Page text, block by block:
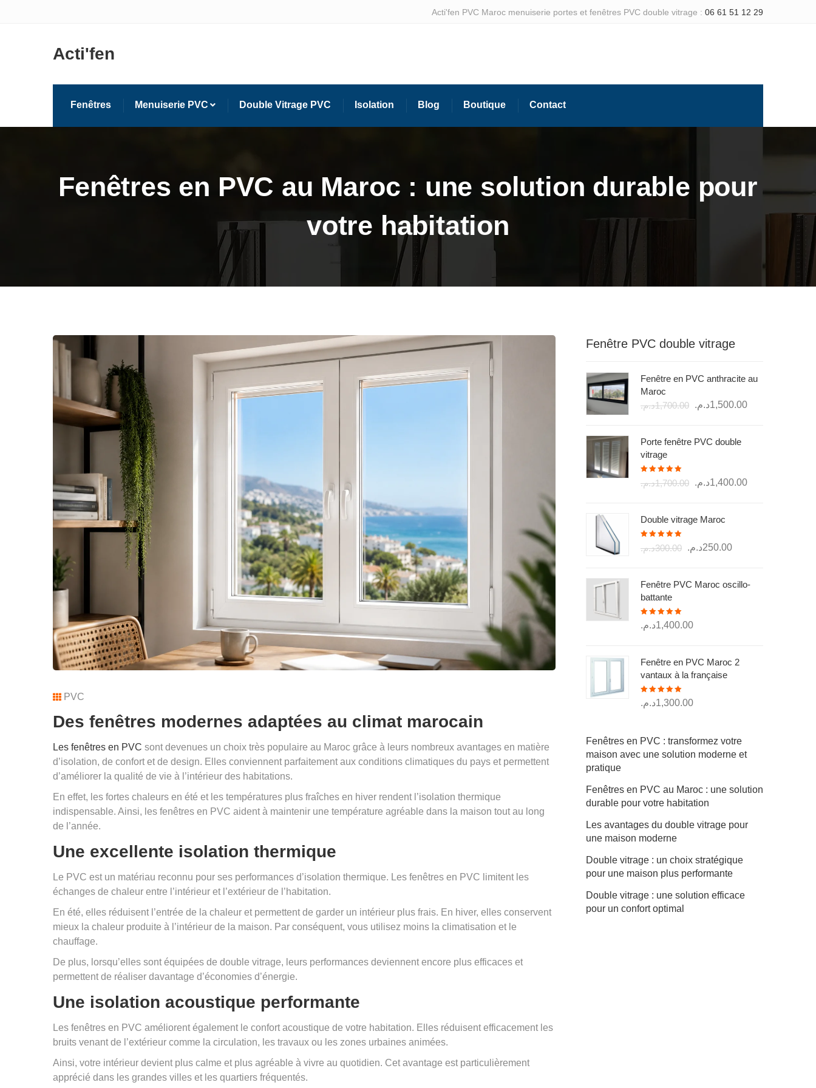
Acti'fen PVC Maroc menuiserie portes et fenêtres PVC double vitrage : 06 61 51 12 29
Acti'fen
Fenêtres Menuiserie PVC Double Vitrage PVC Isolation Blog Boutique Contact
Fenêtres en PVC au Maroc : une solution durable pour
votre habitation
PVC
Des fenêtres modernes adaptées au climat marocain
Les fenêtres en PVC sont devenues un choix très populaire au Maroc grâce à leurs nombreux avantages en matière
d’isolation, de confort et de design. Elles conviennent parfaitement aux conditions climatiques du pays et permettent
d’améliorer la qualité de vie à l’intérieur des habitations.
En effet, les fortes chaleurs en été et les températures plus fraîches en hiver rendent l’isolation thermique
indispensable. Ainsi, les fenêtres en PVC aident à maintenir une température agréable dans la maison tout au long
de l’année.
Une excellente isolation thermique
Le PVC est un matériau reconnu pour ses performances d’isolation thermique. Les fenêtres en PVC limitent les
échanges de chaleur entre l’intérieur et l’extérieur de l’habitation.
En été, elles réduisent l’entrée de la chaleur et permettent de garder un intérieur plus frais. En hiver, elles conservent
mieux la chaleur produite à l’intérieur de la maison. Par conséquent, vous utilisez moins la climatisation et le
chauffage.
De plus, lorsqu’elles sont équipées de double vitrage, leurs performances deviennent encore plus efficaces et
permettent de réaliser davantage d’économies d’énergie.
Une isolation acoustique performante
Les fenêtres en PVC améliorent également le confort acoustique de votre habitation. Elles réduisent efficacement les
bruits venant de l’extérieur comme la circulation, les travaux ou les zones urbaines animées.
Ainsi, votre intérieur devient plus calme et plus agréable à vivre au quotidien. Cet avantage est particulièrement
apprécié dans les grandes villes et les quartiers fréquentés.
Fenêtre PVC double vitrage
Fenêtre en PVC anthracite au
Maroc
1,700.00د.م.
Le
était :
1,500.00د.م.
Le
Porte fenêtre PVC double
vitrage
sur 51,700.00د.م.
Le
était :
1,400.00د.م.
Le
Double vitrage Maroc
sur 5300.00د.م.
Le
était :
250.00د.م.
Le
est :
Fenêtre PVC Maroc oscillo-
battante
Note5.00
sur 51,400.00د.م.
Fenêtre en PVC Maroc 2
vantaux à la française
Note5.00
sur 51,300.00د.م.
Fenêtres en PVC : transformez votre
maison avec une solution moderne et
pratique
Fenêtres en PVC au Maroc : une solution
durable pour votre habitation
Les avantages du double vitrage pour
une maison moderne
Double vitrage : un choix stratégique
pour une maison plus performante
Double vitrage : une solution efficace
pour un confort optimal